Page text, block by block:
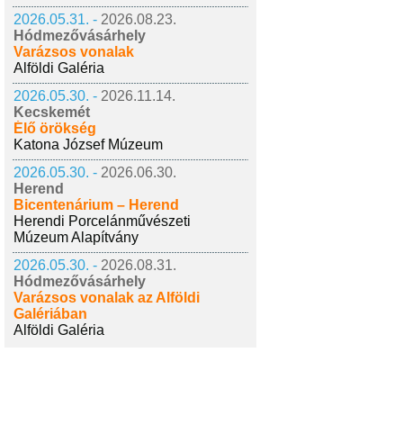
2026.05.31. - 2026.08.23.
Hódmezővásárhely
Varázsos vonalak
Alföldi Galéria
2026.05.30. - 2026.11.14.
Kecskemét
Élő örökség
Katona József Múzeum
2026.05.30. - 2026.06.30.
Herend
Bicentenárium – Herend
Herendi Porcelánművészeti
Múzeum Alapítvány
2026.05.30. - 2026.08.31.
Hódmezővásárhely
Varázsos vonalak az Alföldi
Galériában
Alföldi Galéria